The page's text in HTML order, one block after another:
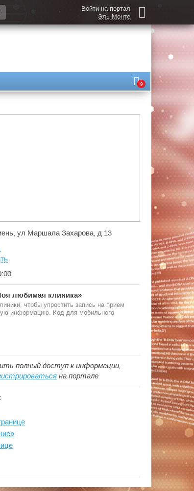
Войти на портал
Эль-Монте
9
ул Маршала Захарова, д 13
любимая клиника»
чтобы упростить запись на прием
информацию. Код для мобильного
полный доступ к информации,
на портале